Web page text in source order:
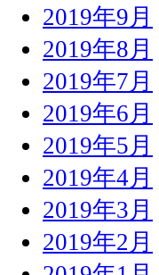
2019年9月
2019年8月
2019年7月
2019年6月
2019年5月
2019年4月
2019年3月
2019年2月